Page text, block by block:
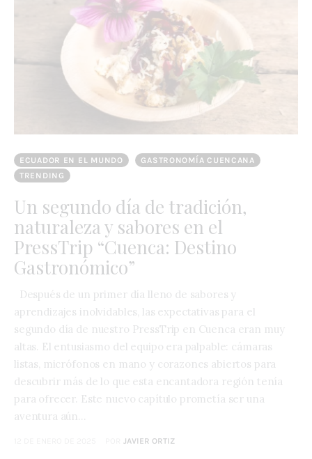
ECUADOR EN EL MUNDO
GASTRONOMÍA CUENCANA
TRENDING
Un segundo día de tradición,
naturaleza y sabores en el
PressTrip “Cuenca: Destino
Gastronómico”
Después de un primer día lleno de sabores y
aprendizajes inolvidables, las expectativas para el
segundo día de nuestro PressTrip en Cuenca eran muy
altas. El entusiasmo del equipo era palpable: cámaras
listas, micrófonos en mano y corazones abiertos para
descubrir más de lo que esta encantadora región tenía
para ofrecer. Este nuevo capítulo prometía ser una
aventura aún…
JAVIER ORTIZ